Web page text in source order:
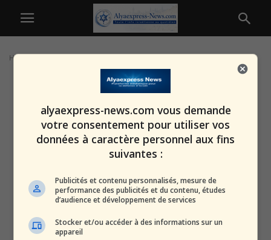
Home
alyaexpress-news.com vous demande
votre consentement pour utiliser vos
données à caractère personnel aux fins
suivantes :
Publicités et contenu personnalisés, mesure de
performance des publicités et du contenu, études
d’audience et développement de services
Stocker et/ou accéder à des informations sur un
appareil